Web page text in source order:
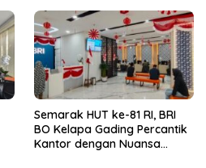
Semarak HUT ke-81 RI, BRI
BO Kelapa Gading Percantik
Kantor dengan Nuansa